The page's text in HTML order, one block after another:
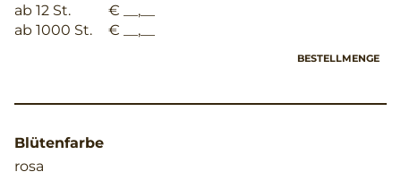
ab 12 St.
€ __,__
ab 1000 St.
€ __,__
BESTELLMENGE
Blütenfarbe
rosa